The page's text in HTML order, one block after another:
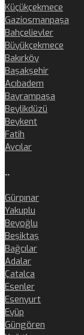
Küçükçekmece
Gaziosmanpaşa
Bahçelievler
Büyükçekmece
Bakırköy
Başakşehir
Acıbadem
Bayrampaşa
Beylikdüzü
Beykent
Fatih
Avcılar
..
Gürpınar
Yakuplu
Beyoğlu
Beşiktaş
Bağcılar
Adalar
Çatalca
Esenler
Esenyurt
Eyüp
Güngören